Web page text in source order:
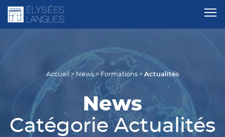
Accueil > News> Formations> Actualités
News
Catégorie Actualités